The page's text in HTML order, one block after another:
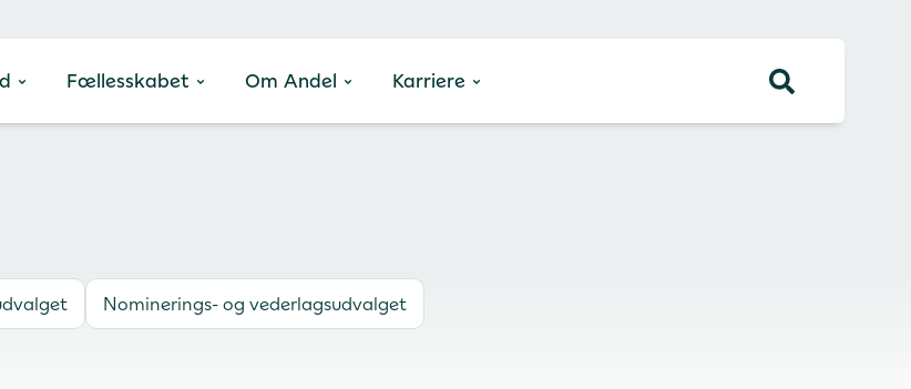
Fællesskabet Om Andel Karriere
Nominerings- og vederlagsudvalget